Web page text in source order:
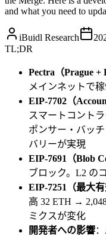
and what you need to
iBuidl Research
TL;DR
Pectra（Prague +
メインネットで
EIP-7702（
スマートコント
ポンサー・バッ
バリーが実現
EIP-7691（Blob
ブロック。L2 の
EIP-7251（最大有
高 32 ETH →
ミクスが変化
開発者への影響